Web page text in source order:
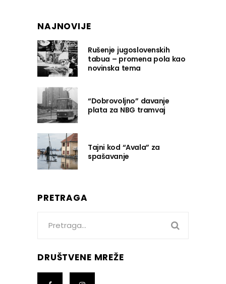
NAJNOVIJE
Rušenje jugoslovenskih
tabua – promena pola kao
novinska tema
“Dobrovoljno” davanje
plata za NBG tramvaj
Tajni kod “Avala” za
spašavanje
PRETRAGA
DRUŠTVENE MREŽE